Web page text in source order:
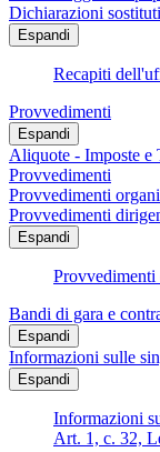
Dichiarazioni
Espandi
Recapiti
Provvedimenti
Espandi
Aliquote - Imposte e
Provvedimenti
Provvedimenti
Provvedimenti
Espandi
Bandi di gara e
Espandi
Informazioni sulle
Espandi
Informazioni
Art. 1, c. 32,